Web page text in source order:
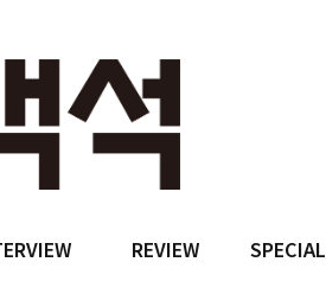
REVIEW SPECIAL